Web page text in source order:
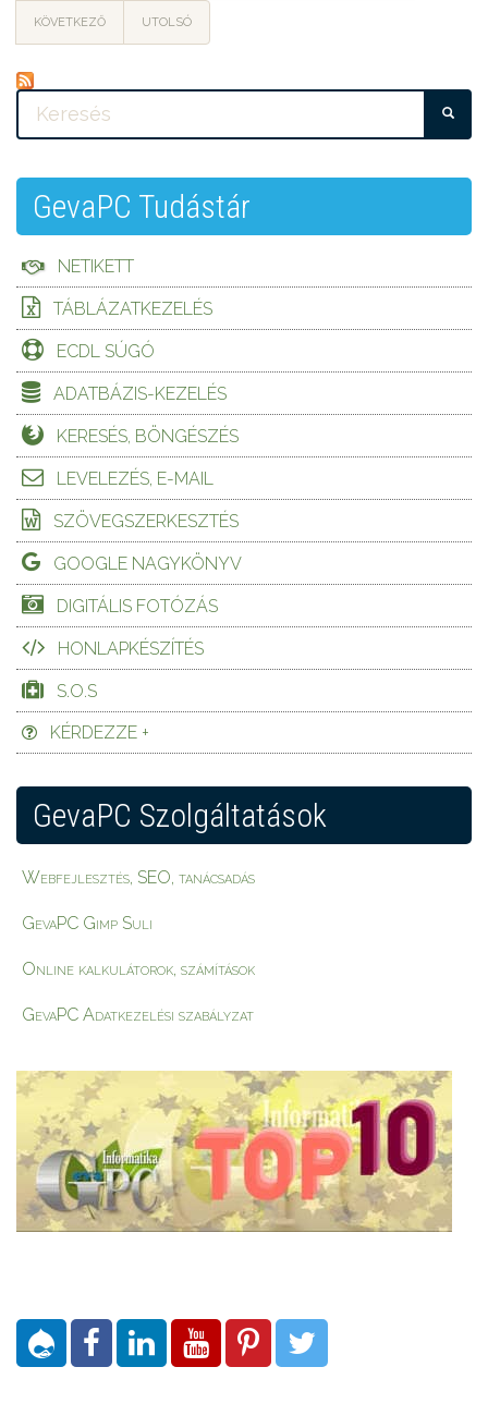
KÖVETKEZŐ UTOLSÓ
GevaPC Tudástár
NETIKETT
TÁBLÁZATKEZELÉS
ECDL SÚGÓ
ADATBÁZIS-KEZELÉS
KERESÉS, BÖNGÉSZÉS
LEVELEZÉS, E-MAIL
SZÖVEGSZERKESZTÉS
GOOGLE NAGYKÖNYV
DIGITÁLIS FOTÓZÁS
HONLAPKÉSZÍTÉS
S.O.S
KÉRDEZZE +
GevaPC Szolgáltatások
Webfejlesztés, SEO, tanácsadás
GevaPC Gimp Suli
Online kalkulátorok, számítások
GevaPC Adatkezelési szabályzat